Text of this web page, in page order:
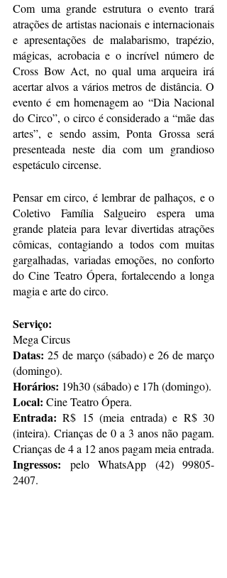
Com uma grande estrutura o evento trará
atrações de artistas nacionais e internacionais
e apresentações de malabarismo, trapézio,
mágicas, acrobacia e o incrível número de
Cross Bow Act, no qual uma arqueira irá
acertar alvos a vários metros de distância. O
evento é em homenagem ao “Dia Nacional
do Circo”, o circo é considerado a “mãe das
artes”, e sendo assim, Ponta Grossa será
presenteada neste dia com um grandioso
espetáculo circense.
Pensar em circo, é lembrar de palhaços, e o
Coletivo Família Salgueiro espera uma
grande plateia para levar divertidas atrações
cômicas, contagiando a todos com muitas
gargalhadas, variadas emoções, no conforto
do Cine Teatro Ópera, fortalecendo a longa
magia e arte do circo.
Serviço:
Mega Circus
Datas: 25 de março (sábado) e 26 de março
(domingo).
Horários: 19h30 (sábado) e 17h (domingo).
Local: Cine Teatro Ópera.
Entrada: R$ 15 (meia entrada) e R$ 30
(inteira). Crianças de 0 a 3 anos não pagam.
Crianças de 4 a 12 anos pagam meia entrada.
Ingressos: pelo WhatsApp (42) 99805-
2407.